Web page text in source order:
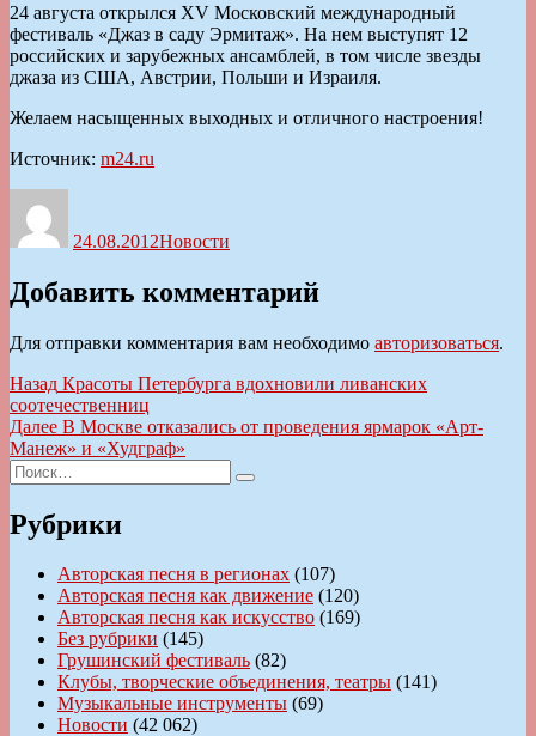
24 августа открылся XV Московский международный
фестиваль «Джаз в саду Эрмитаж». На нем выступят 12
российских и зарубежных ансамблей, в том числе звезды
джаза из США, Австрии, Польши и Израиля.
Желаем насыщенных выходных и отличного настроения!
Источник: m24.ru
24.08.2012Новости
Добавить комментарий
Для отправки комментария вам необходимо авторизоваться.
Навигация
по
записям
Назад Предыдущая
запись:
Красоты Петербурга вдохновили ливанских
соотечественниц
Далее Следующая
запись:
В Москве отказались от проведения ярмарок «Арт-
Манеж» и «Худграф»
Искать:
Поиск
Рубрики
Авторская песня в регионах (107)
Авторская песня как движение (120)
Авторская песня как искусство (169)
Без рубрики (145)
Грушинский фестиваль (82)
Клубы, творческие объединения, театры (141)
Музыкальные инструменты (69)
Новости (42 062)